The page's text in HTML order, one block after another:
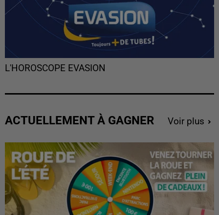
L'HOROSCOPE EVASION
ACTUELLEMENT À GAGNER Voir plus